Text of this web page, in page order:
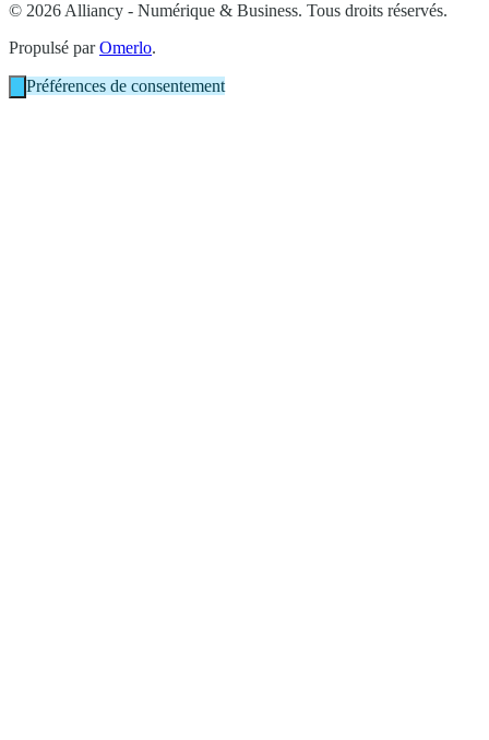
© 2026 Alliancy - Numérique & Business. Tous droits réservés.
Propulsé parOmerlo.
Préférences de consentement